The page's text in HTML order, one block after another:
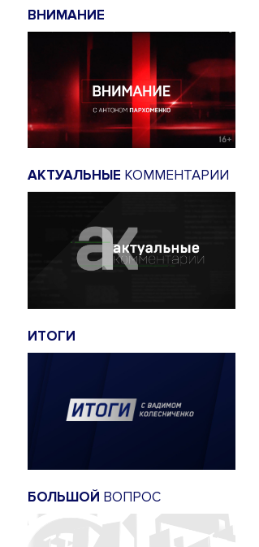
ВНИМАНИЕ
АКТУАЛЬНЫЕ КОММЕНТАРИИ
ИТОГИ
БОЛЬШОЙ ВОПРОС